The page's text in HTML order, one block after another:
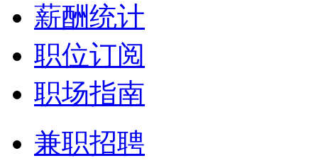
薪酬统计
职位订阅
职场指南
兼职招聘